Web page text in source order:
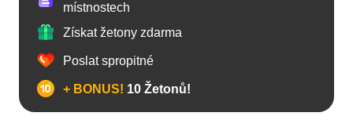
místnostech
Získat žetony zdarma
Poslat spropitné
+ BONUS! 10 Žetonů!